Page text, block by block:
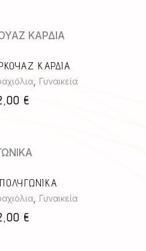
ΚΑΡΔΙΑ
, Γυναικεία
€
, Γυναικεία
€